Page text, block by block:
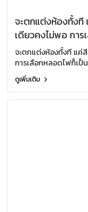
จะตกแต่งห้องทั้งที
เดียวคงไม่พอ การ
ควรพลาด
จะตกแต่งห้องทั้งที แค่
การเลือกหลอดไฟก็เป็
ดูเพิ่มเติม